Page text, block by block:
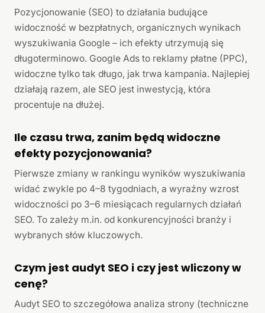
Pozycjonowanie (SEO) to działania budujące
widoczność w bezpłatnych, organicznych wynikach
wyszukiwania Google – ich efekty utrzymują się
długoterminowo. Google Ads to reklamy płatne (PPC),
widoczne tylko tak długo, jak trwa kampania. Najlepiej
działają razem, ale SEO jest inwestycją, która
procentuje na dłużej.
Ile czasu trwa, zanim będą widoczne
efekty pozycjonowania?
Pierwsze zmiany w rankingu wyników wyszukiwania
widać zwykle po 4–8 tygodniach, a wyraźny wzrost
widoczności po 3–6 miesiącach regularnych działań
SEO. To zależy m.in. od konkurencyjności branży i
wybranych słów kluczowych.
Czym jest audyt SEO i czy jest wliczony w
cenę?
Audyt SEO to szczegółowa analiza strony (techniczne